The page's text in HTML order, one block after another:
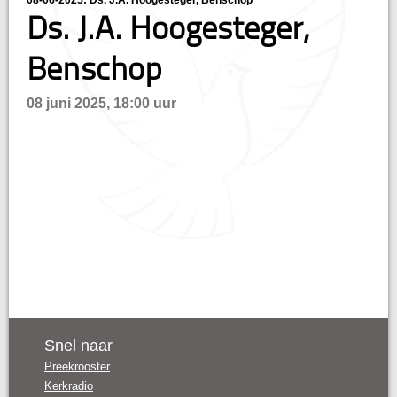
Ds. J.A. Hoogesteger,
Benschop
08 juni 2025, 18:00 uur
Snel naar
Preekrooster
Kerkradio